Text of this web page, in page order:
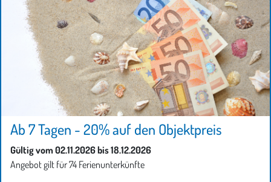
Ab 7 Tagen - 20% auf den Objektpreis
Gültig vom 02.11.2026 bis 18.12.2026
Angebot gilt für 74 Ferienunterkünfte